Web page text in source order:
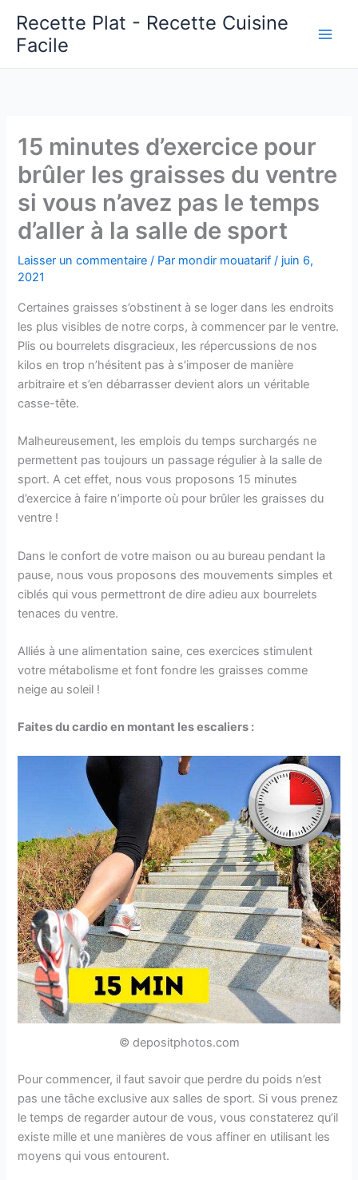
contenu
Recette Plat - Recette Cuisine
Facile
15 minutes d’exercice pour
brûler les graisses du ventre
si vous n’avez pas le temps
d’aller à la salle de sport
Laisser un commentaire / Par mondir mouatarif/ juin 6,
2021
Certaines graisses s’obstinent à se loger dans les endroits
les plus visibles de notre corps, à commencer par le ventre.
Plis ou bourrelets disgracieux, les répercussions de nos
kilos en trop n’hésitent pas à s’imposer de manière
arbitraire et s’en débarrasser devient alors un véritable
casse-tête.
Malheureusement, les emplois du temps surchargés ne
permettent pas toujours un passage régulier à la salle de
sport. A cet effet, nous vous proposons 15 minutes
d’exercice à faire n’importe où pour brûler les graisses du
ventre !
Dans le confort de votre maison ou au bureau pendant la
pause, nous vous proposons des mouvements simples et
ciblés qui vous permettront de dire adieu aux bourrelets
tenaces du ventre.
Alliés à une alimentation saine, ces exercices stimulent
votre métabolisme et font fondre les graisses comme
neige au soleil !
Faites du cardio en montant les escaliers :
© depositphotos.com
Pour commencer, il faut savoir que perdre du poids n’est
pas une tâche exclusive aux salles de sport. Si vous prenez
le temps de regarder autour de vous, vous constaterez qu’il
existe mille et une manières de vous affiner en utilisant les
moyens qui vous entourent.